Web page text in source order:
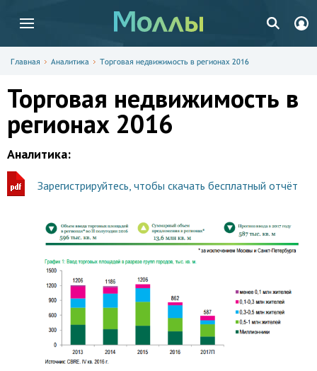
Главная Аналитика Торговая недвижимость в регионах 2016
Торговая недвижимость в
регионах 2016
Аналитика:
Зарегистрируйтесь, чтобы скачать бесплатный отчёт